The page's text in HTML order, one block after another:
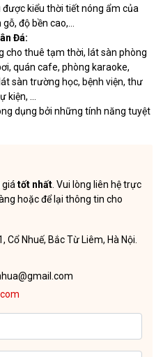
kiểu thời tiết nóng ẩm của
độ bền cao,…
Đá:
cho thuê tạm thời, lát sàn phòng
quán cafe, phòng karaoke,
sàn trường học, bệnh viện, thư
kiện, …
dụng bởi những tính năng tuyệt
tốt nhất . Vui lòng liên hệ trực
hoặc để lại thông tin cho
Cổ Nhuế, Bắc Từ Liêm, Hà Nội.